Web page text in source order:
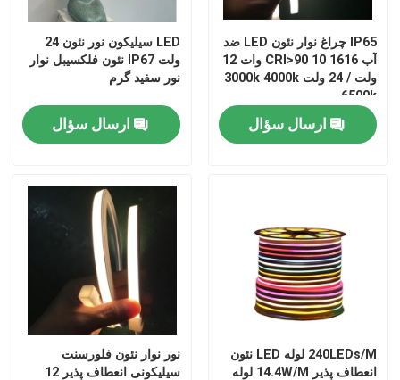
IP65 چراغ نوار نئون LED ضد
آب 1616 CRI>90 10 وات 12
ولت / 24 ولت 3000k 4000k
6500k
ارسال سؤال
LED سیلیکون نور نئون 24
ولت IP67 نئون فلکسیبل نوار
نور سفید گرم
ارسال سؤال
240LEDs/M لوله LED نئون
انعطاف پذیر 14.4W/M لوله
نور نوار نئون فلورسنت
سیلیکونی انعطاف پذیر 12